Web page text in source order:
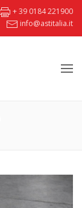
+ 39 0184 221900
info@astitalia.it